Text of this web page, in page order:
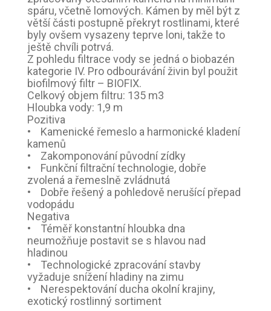
spáru, včetně lomových. Kámen by měl být z
větší části postupně překryt rostlinami, které
byly ovšem vysazeny teprve loni, takže to
ještě chvíli potrvá.
Z pohledu filtrace vody se jedná o biobazén
kategorie IV. Pro odbourávání živin byl použit
biofilmový filtr – BIOFIX.
Celkový objem filtru: 135 m3
Hloubka vody: 1,9 m
Pozitiva
• Kamenické řemeslo a harmonické kladení
kamenů
• Zakomponování původní zídky
• Funkční filtrační technologie, dobře
zvolená a řemeslně zvládnutá
• Dobře řešený a pohledově nerušící přepad
vodopádu
Negativa
• Téměř konstantní hloubka dna
neumožňuje postavit se s hlavou nad
hladinou
• Technologické zpracování stavby
vyžaduje snížení hladiny na zimu
• Nerespektování ducha okolní krajiny,
exotický rostlinný sortiment